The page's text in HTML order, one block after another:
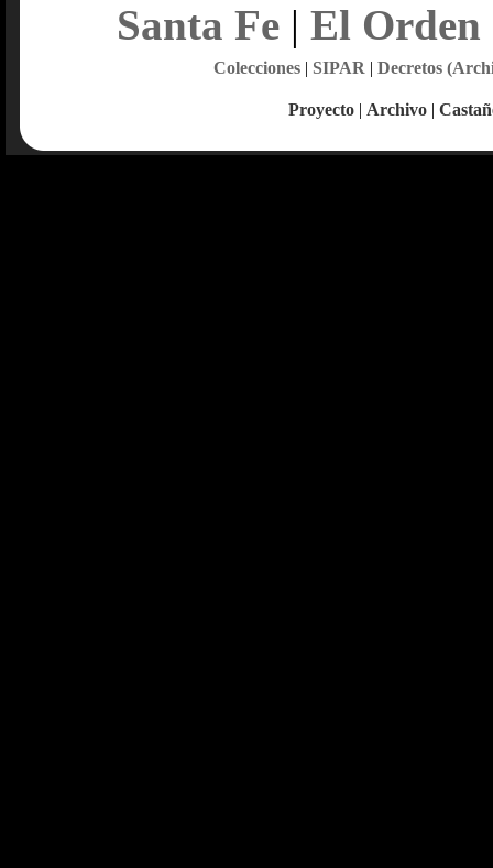
Santa Fe| El Orden
Colecciones| SIPAR | Decretos
Proyecto | Archivo |